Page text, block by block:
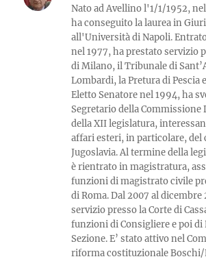
Nato ad Avellino l'1/1/1952,
ha conseguito la laurea in
all'Università di Napoli.
nel 1977, ha prestato servizio
di Milano, il Tribunale di
Lombardi, la Pretura di Pescia
Eletto Senatore nel 1994, ha
Segretario della Commissione
della XII legislatura,
affari esteri, in particolare,
Jugoslavia. Al termine della
è rientrato in magistratura,
funzioni di magistrato civile
di Roma. Dal 2007 al dicembre
servizio presso la Corte di
funzioni di Consigliere e poi di
Sezione. E’ stato attivo nel
riforma costituzionale Boschi/